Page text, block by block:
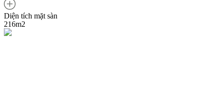
Diện tích mặt sàn
216m2